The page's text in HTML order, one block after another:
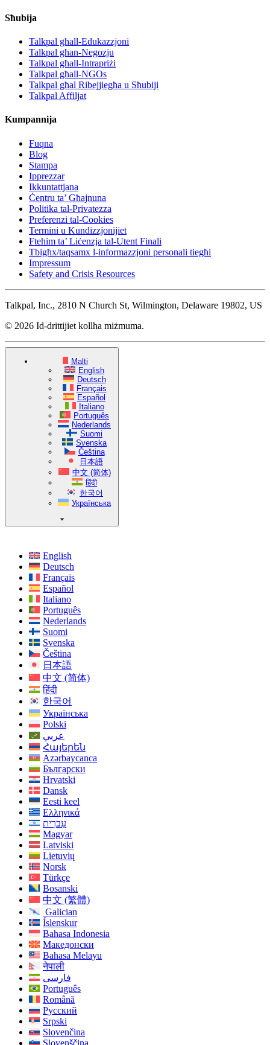
Sħubija
Talkpal għall-Edukazzjoni
Talkpal għan-Negozju
Talkpal għall-Intrapriżi
Talkpal għall-NGOs
Talkpal għal Ribejjiegħa u Sħubiji
Talkpal Affiljat
Kumpannija
Fuqna
Blog
Stampa
Ipprezzar
Ikkuntattjana
Ċentru ta’ Għajnuna
Politika tal-Privatezza
Preferenzi tal-Cookies
Termini u Kundizzjonijiet
Ftehim ta’ Liċenzja tal-Utent Finali
Tbigħx/taqsamx l-informazzjoni personali tiegħi
Impressum
Safety and Crisis Resources
Talkpal, Inc., 2810 N Church St, Wilmington, Delaware 19802, US
© 2026 Id-drittijiet kollha miżmuma.
Malti
English
Deutsch
Français
Español
Italiano
Português
Nederlands
Suomi
Svenska
Čeština
日本語
中文 (简体)
हिंदी
한국어
Українська
English
Deutsch
Français
Español
Italiano
Português
Nederlands
Suomi
Svenska
Čeština
日本語
中文 (简体)
हिंदी
한국어
Українська
Polski
عربي
Հայերեն
Azərbaycanca
Български
Hrvatski
Dansk
Eesti keel
Ελληνικά
עִברִית
Magyar
Latviski
Lietuvių
Norsk
Türkçe
Bosanski
中文 (繁體)
Galician
Íslenskur
Bahasa Indonesia
Македонски
Bahasa Melayu
नेपाली
فارسی
Português
Română
Русский
Srpski
Slovenčina